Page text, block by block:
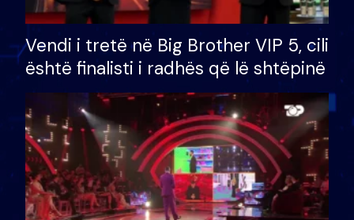
Vendi i tretë në Big Brother VIP 5, cili
është finalisti i radhës që lë shtëpinë